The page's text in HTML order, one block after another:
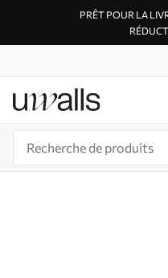
PRÊT POUR LA